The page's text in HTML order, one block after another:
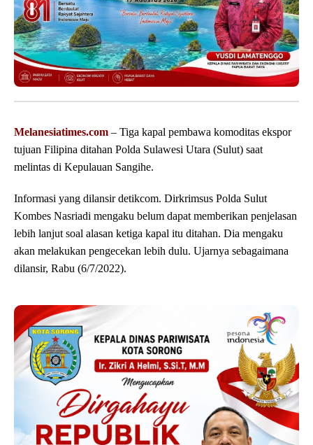
Melanesiatimes.com – Tiga kapal pembawa komoditas ekspor
tujuan Filipina ditahan Polda Sulawesi Utara (Sulut) saat
melintas di Kepulauan Sangihe.
Informasi yang dilansir detikcom. Dirkrimsus Polda Sulut
Kombes Nasriadi mengaku belum dapat memberikan penjelasan
lebih lanjut soal alasan ketiga kapal itu ditahan. Dia mengaku
akan melakukan pengecekan lebih dulu. Ujarnya sebagaimana
dilansir, Rabu (6/7/2022).